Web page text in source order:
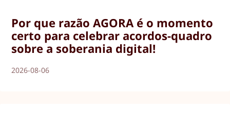
Por que razão AGORA é o momento
certo para celebrar acordos-quadro
sobre a soberania digital!
2026-08-06